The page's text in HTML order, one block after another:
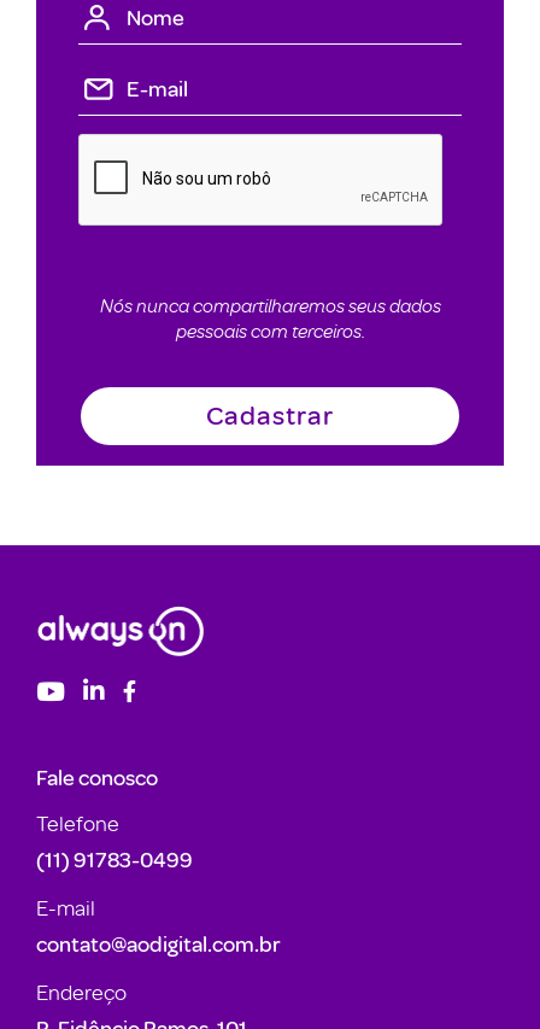
Nós nunca compartilharemos seus dados
pessoais com terceiros.
Fale conosco
Telefone
(11) 91783-0499
E-mail
contato@aodigital.com.br
Endereço